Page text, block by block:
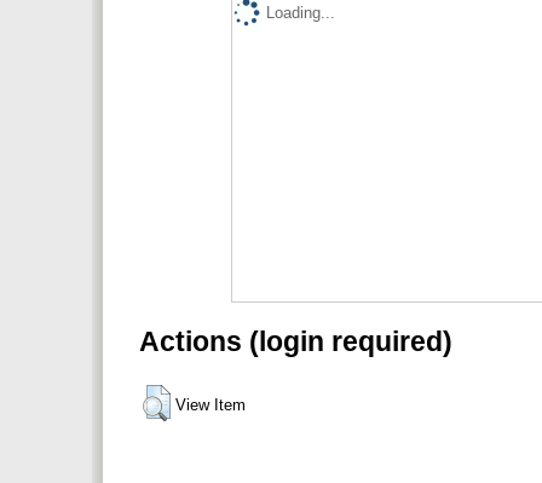
Loading...
Actions (login required)
View Item